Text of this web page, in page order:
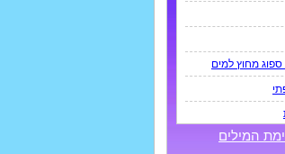
ספוג מחוץ למים
המילים